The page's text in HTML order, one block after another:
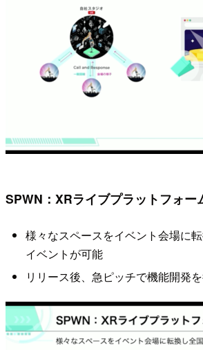
SPWN：XRライブプラットフォー
様々なスペースをイベント会場に
イベントが可能
リリース後、急ピッチで機能開発